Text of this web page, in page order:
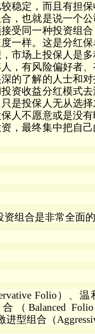
稳定，而且有担
，也就是说一个
受同一种投资组
一样。这是分红
市场上投保人是
，有风险偏好者
的了解的人士和
资收益分红模式
是投保人无从选
人不愿意或是没
，最终集中把自
资组合是非常全面
Folio ）、温
合（Balanced Folio
进型组合（